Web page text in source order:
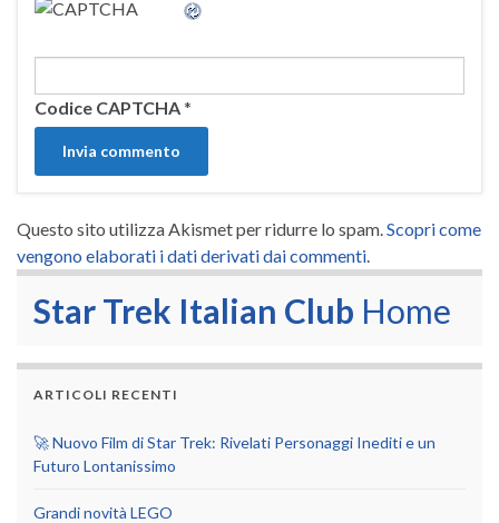
Codice CAPTCHA*
Questo sito utilizza Akismet per ridurre lo spam. Scopri come
vengono elaborati i dati derivati dai commenti
Star Trek Italian Club Home
ARTICOLI RECENTI
🚀 Nuovo Film di Star Trek: Rivelati Personaggi Inediti e un
Futuro Lontanissimo
Grandi novità LEGO